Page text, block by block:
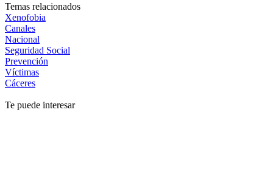
Temas relacionados
Xenofobia
Canales
Nacional
Seguridad Social
Prevención
Víctimas
Cáceres
Te puede interesar